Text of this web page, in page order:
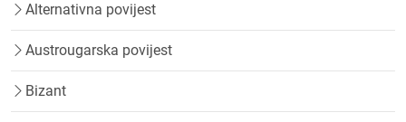
Alternativna povijest
Austrougarska povijest
Bizant